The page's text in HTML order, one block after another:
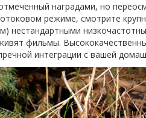
наградами, но
режиме, смотрите
фильмы.
интеграции с вашей